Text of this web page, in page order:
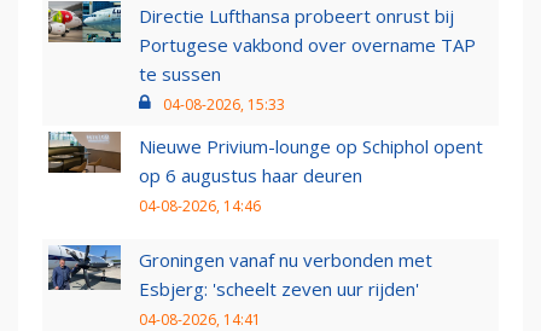
Directie Lufthansa probeert onrust bij
Portugese vakbond over overname TAP
te sussen
04-08-2026, 15:33
Nieuwe Privium-lounge op Schiphol opent
op 6 augustus haar deuren
04-08-2026, 14:46
Groningen vanaf nu verbonden met
Esbjerg: 'scheelt zeven uur rijden'
04-08-2026, 14:41